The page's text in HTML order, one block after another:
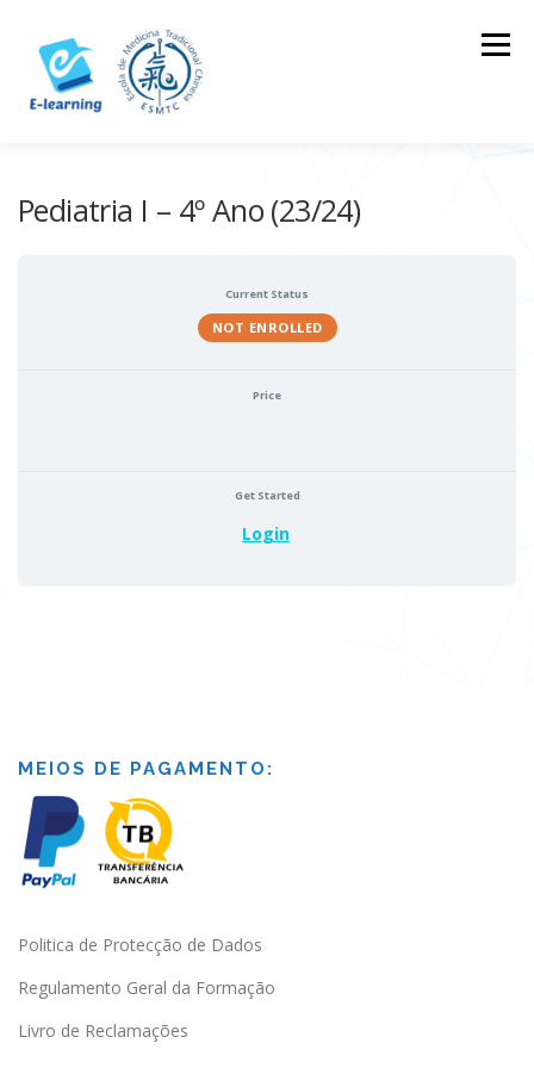
content
Menu
Pediatria I – 4º Ano (23/24)
Current Status
NOT ENROLLED
Price
Get Started
Login
MEIOS DE PAGAMENTO:
Politica de Protecção de Dados
Regulamento Geral da Formação
Livro de Reclamações